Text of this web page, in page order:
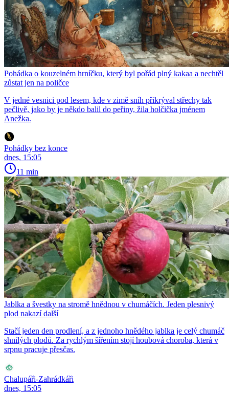
Pohádka o kouzelném hrníčku, který byl pořád plný kakaa a nechtěl
zůstat jen na poličce
V jedné vesnici pod lesem, kde v zimě sníh přikrýval střechy tak
pečlivě, jako by je někdo balil do peřiny, žila holčička jménem
Anežka.
Pohádky bez konce
dnes, 15:05
11 min
Jablka a švestky na stromě hnědnou v chumáčích. Jeden plesnivý
plod nakazí další
Stačí jeden den prodlení, a z jednoho hnědého jablka je celý chumáč
shnilých plodů. Za rychlým šířením stojí houbová choroba, která v
srpnu pracuje přesčas.
Chalupáři-Zahrádkáři
dnes, 15:05